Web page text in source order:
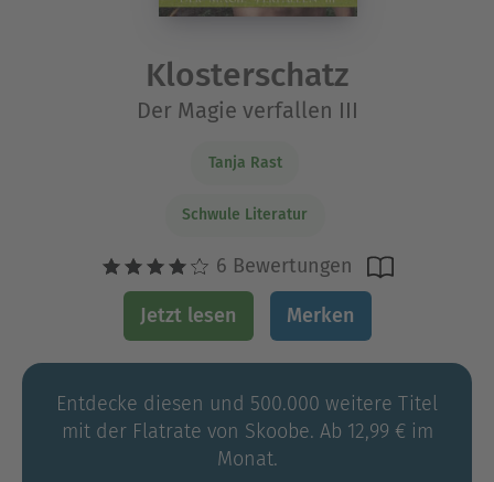
Klosterschatz
Der Magie verfallen III
Tanja Rast
Schwule Literatur
6 Bewertungen
Jetzt lesen Merken
Entdecke diesen und 500.000 weitere Titel
mit der Flatrate von Skoobe. Ab 12,99 € im
Monat.